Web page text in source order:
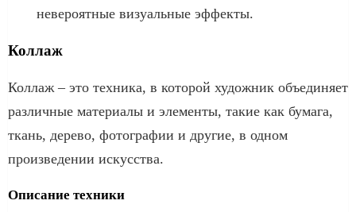
невероятные визуальные эффекты.
Коллаж
Коллаж – это техника, в которой художник объединяет
различные материалы и элементы, такие как бумага,
ткань, дерево, фотографии и другие, в одном
произведении искусства.
Описание техники